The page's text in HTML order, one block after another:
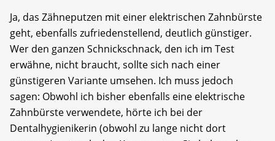
Ja, das Zähneputzen mit einer elektrischen Zahnbürste
geht, ebenfalls zufriedenstellend, deutlich günstiger.
Wer den ganzen Schnickschnack, den ich im Test
erwähne, nicht braucht, sollte sich nach einer
günstigeren Variante umsehen. Ich muss jedoch
sagen: Obwohl ich bisher ebenfalls eine elektrische
Zahnbürste verwendete, hörte ich bei der
Dentalhygienikerin (obwohl zu lange nicht dort